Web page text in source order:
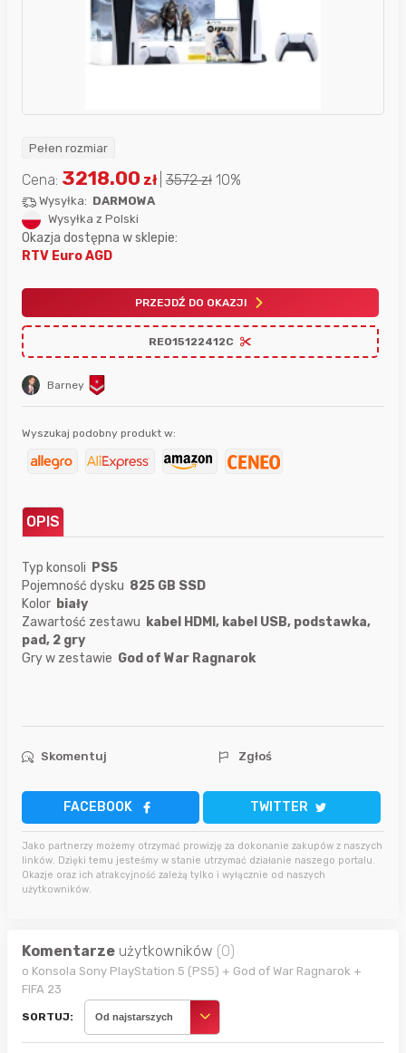
Pełen rozmiar
Barney
Cena: 3218.00 zł 3572zł 10%
Wysyłka: DARMOWA
Wysyłka z Polski
Okazja dostępna w sklepie:
RTV Euro AGD
PRZEJDŹ DO OKAZJI
REO15122412C
Wyszukaj podobny produkt w:
OPIS
Typ konsoli PS5
Pojemność dysku 825 GB SSD
Kolor biały
Zawartość zestawu kabel HDMI, kabel USB, podstawka,
pad, 2 gry
Gry w zestawie God of War Ragnarok
Skomentuj Zgłoś
FACEBOOK TWITTER
Jako partnerzy możemy otrzymać prowizję za dokonanie zakupów z naszych
linków. Dzięki temu jesteśmy w stanie utrzymać działanie naszego portalu.
Okazje oraz ich atrakcyjność zależą tylko i wyłącznie od naszych
użytkowników.
Komentarze użytkowników (0)
o Konsola Sony PlayStation 5 (PS5) + God of War Ragnarok +
FIFA 23
SORTUJ: Od najstarszych